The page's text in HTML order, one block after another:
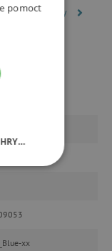
a pomůcky
xx
pomoct